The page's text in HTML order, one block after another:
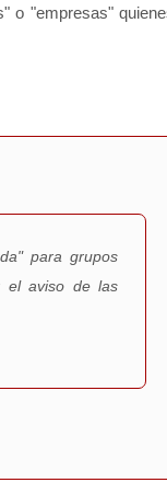
o "empresas"
para grupos
el aviso de las